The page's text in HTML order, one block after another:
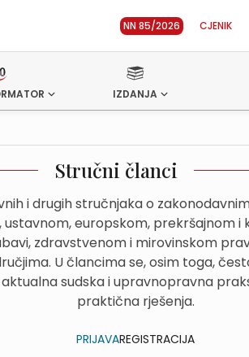
NN 85/2026 CJENIK
IZDANJA
Stručni članci
i drugih stručnjaka o
europskom, prekršajnom i
zdravstvenom i mirovinskom
U člancima se, osim toga,
sudska i upravnopravna
praktična rješenja.
PRIJAVAREGISTRACIJA